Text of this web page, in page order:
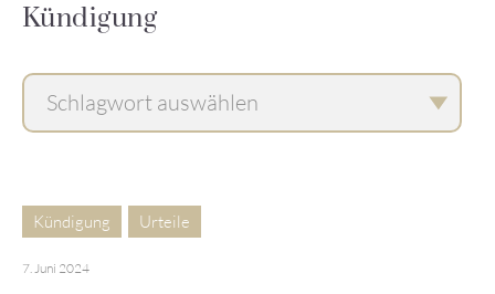
Kündigung
Kündigung Urteile
7. Juni 2024